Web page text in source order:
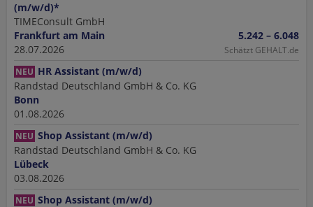
(m/w/d)*
TIMEConsult GmbH
Frankfurt am Main
28.07.2026
5.242 – 6.048
Schätzt GEHALT.de
NEU HR Assistant (m/w/d)
Randstad Deutschland GmbH & Co. KG
Bonn
01.08.2026
NEU Shop Assistant (m/w/d)
Randstad Deutschland GmbH & Co. KG
Lübeck
03.08.2026
NEU Shop Assistant (m/w/d)